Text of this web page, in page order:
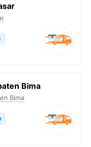
Bima
Bima